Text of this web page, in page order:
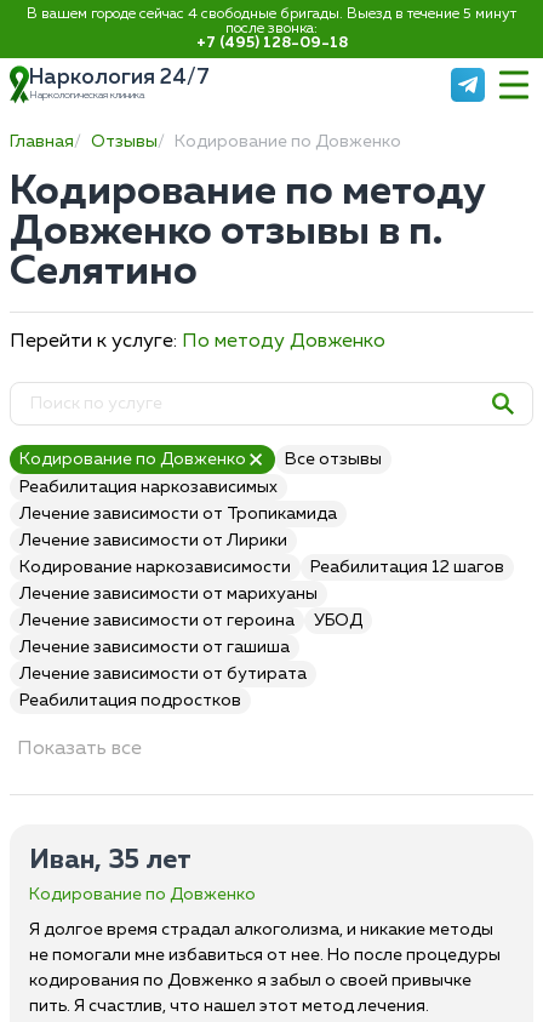
В вашем городе сейчас 4 свободные бригады. Выезд в течение 5 минут
после звонка:
+7 (495) 128-09-18
Наркология 24/7
Наркологическая клиника
Главная Отзывы Кодирование по Довженко
Кодирование по методу
Довженко отзывы в п.
Селятино
Перейти к услуге: По методу Довженко
Кодирование по Довженко
Все отзывы
Реабилитация наркозависимых
Лечение зависимости от Тропикамида
Лечение зависимости от Лирики
Кодирование наркозависимости
Реабилитация 12 шагов
Лечение зависимости от марихуаны
Лечение зависимости от героина
УБОД
Лечение зависимости от гашиша
Лечение зависимости от бутирата
Реабилитация подростков
Показать все
Иван, 35 лет
Кодирование по Довженко
Я долгое время страдал алкоголизма, и никакие методы
не помогали мне избавиться от нее. Но после процедуры
кодирования по Довженко я забыл о своей привычке
пить. Я счастлив, что нашел этот метод лечения.